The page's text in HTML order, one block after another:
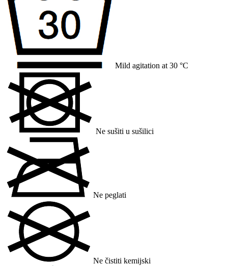
Mild agitation at 30 °C
Ne sušiti u sušilici
Ne peglati
Ne čistiti kemijski